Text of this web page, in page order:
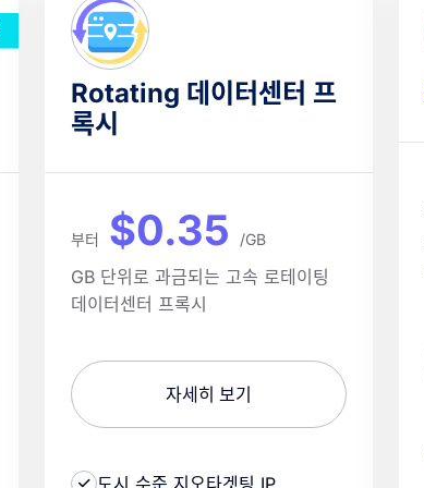
Rotating 데이터센터 프
록시
부터 $0.35 /GB
GB 단위로 과금되는 고속 로테이팅
데이터센터 프록시
자세히 보기
도시 수준 지오타겟팅 IP